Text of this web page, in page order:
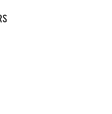
ยว